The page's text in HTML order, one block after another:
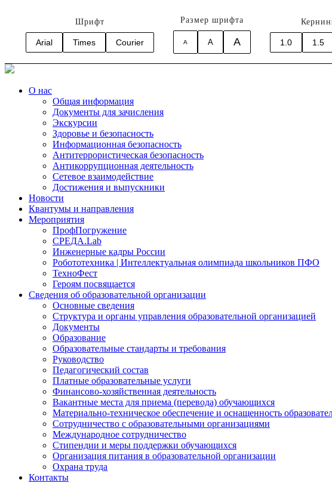
Шрифт
Arial Times Courier
Размер шрифта
A A A 1.0 1.5
О нас
Общая информация
Документы для зачисления
Экскурсии
Здоровье и безопасность
Информационная безопасность
Антитеррористическая безопасность
Антикоррупционная деятельность
Сетевое взаимодействие
Достижения и выпускники
Новости
Квантумы и направления
Мероприятия
ПрофПогружение
СРЕДА.Lab
Инженерные кадры России
Робототехника | Интеллектуальная олимпиада школьников ПФО
ТехноФест
Героям посвящается
Сведения об образовательной организации
Основные сведения
Структура и органы управления образовательной организацией
Документы
Образование
Образовательные стандарты и требования
Руководство
Педагогический состав
Платные образовательные услуги
Финансово-хозяйственная деятельность
Вакантные места для приема (перевода) обучающихся
Материально-техническое обеспечение и оснащенность
Сотрудничество с образовательными организациями
Международное сотрудничество
Стипендии и меры поддержки обучающихся
Организация питания в образовательной организации
Охрана труда
Контакты